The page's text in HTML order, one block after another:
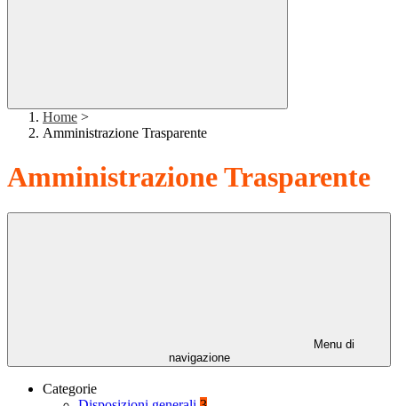
Home >
Amministrazione Trasparente
Amministrazione Trasparente
Menu di
navigazione
Categorie